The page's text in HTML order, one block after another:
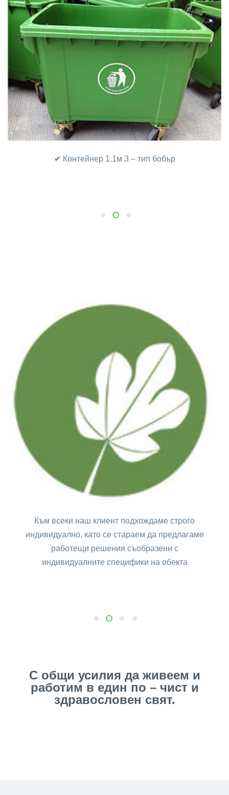
✔ Контейнер 1.1м 3 – тип бобър
1 2 3
Към всеки наш клиент подхождаме строго
индивидуално, като се стараем да предлагаме
работещи решения съобразени с
индивидуалните специфики на обекта
1 2 3 4
С общи усилия да живеем и
работим в един по – чист и
здравословен свят.